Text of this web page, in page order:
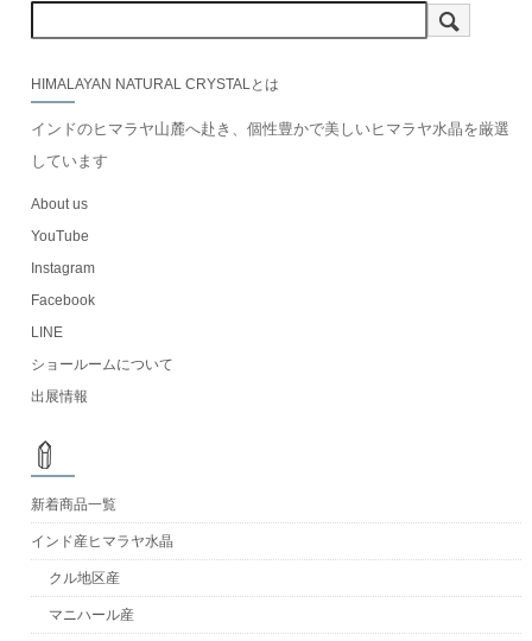
HIMALAYAN NATURAL CRYSTALとは
インドのヒマラヤ山麓へ赴き、個性豊かで美しいヒマラヤ水晶を厳選
しています
About us
YouTube
Instagram
Facebook
LINE
ショールームについて
出展情報
新着商品一覧
インド産ヒマラヤ水晶
クル地区産
マニハール産